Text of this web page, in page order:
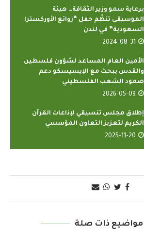
برعاية سمو وزير الثقافة… هيئة
الموسيقى تنظّم حفل “روائع الأوركسترا
السعودية” في لندن
2024-08-31
الأمين العام المساعد لشؤون فلسطين
والقدس يبحث مع الإيسيسكو دعم
صمود الشعب الفلسطيني
2026-05-09
إطلاق مجلس تنسيقي لإذاعات القرآن
الكريم لتعزيز التعاون المؤسسي
2025-11-20
مواضيع ذات صلة